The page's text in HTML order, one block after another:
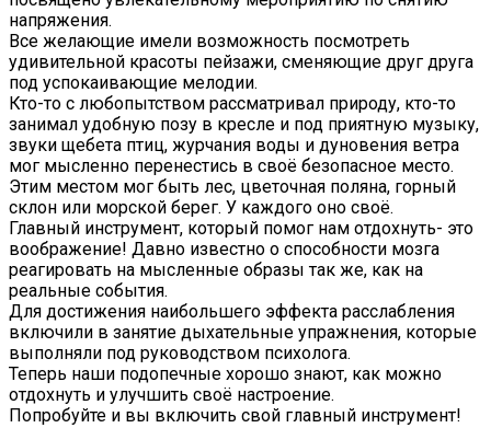
напряжения.
️Все желающие имели возможность посмотреть
удивительной красоты пейзажи, сменяющие друг друга
под успокаивающие мелодии.
Кто-то с любопытством рассматривал природу, кто-то
занимал удобную позу в кресле и под приятную музыку,
звуки щебета птиц, журчания воды и дуновения ветра
мог мысленно перенестись в своё безопасное место.
Этим местом мог быть лес, цветочная поляна, горный
склон или морской берег. У каждого оно своё.
Главный инструмент, который помог нам отдохнуть- это
воображение! Давно известно о способности мозга
реагировать на мысленные образы так же, как на
реальные события.
Для достижения наибольшего эффекта расслабления
включили в занятие дыхательные упражнения, которые
выполняли под руководством психолога.
Теперь наши подопечные хорошо знают, как можно
отдохнуть и улучшить своё настроение.
Попробуйте и вы включить свой главный инструмент!